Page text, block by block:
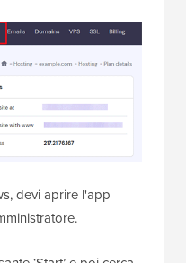
devi aprire l'app